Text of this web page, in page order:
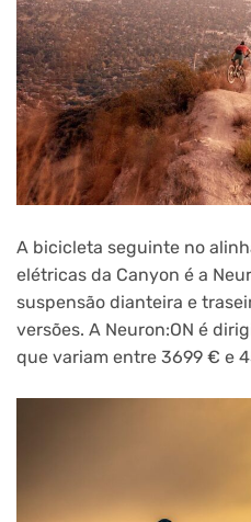
A bicicleta seguinte no
elétricas da Canyon é a
suspensão dianteira e
versões. A Neuron:ON é
que variam entre 3699 € e